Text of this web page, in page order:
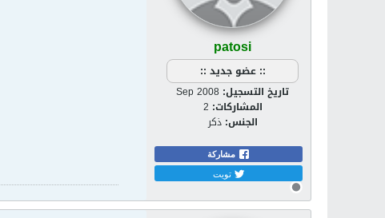
patosi
:: عضو جديد ::
تاريخ التسجيل: Sep 2008
المشاركات: 2
الجنس: ذكر
مشاركة
تويت